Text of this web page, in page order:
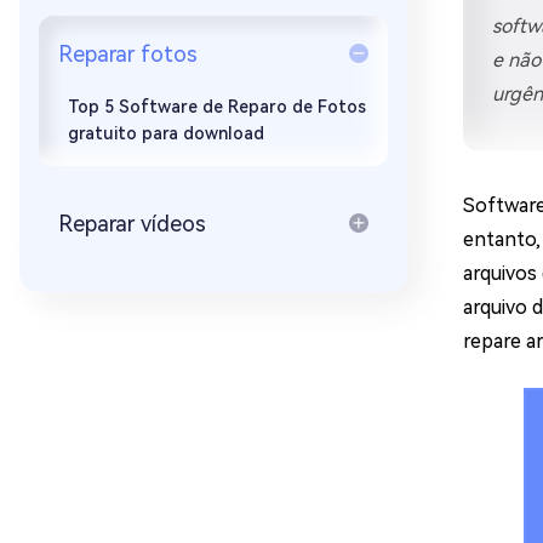
Recuperar Dados de WhatsApp no
Reparar fotos
Top 5 Software de Reparo de Fotos
gratuito para download
Reparar vídeos
e
entanto,
arquivo
repare